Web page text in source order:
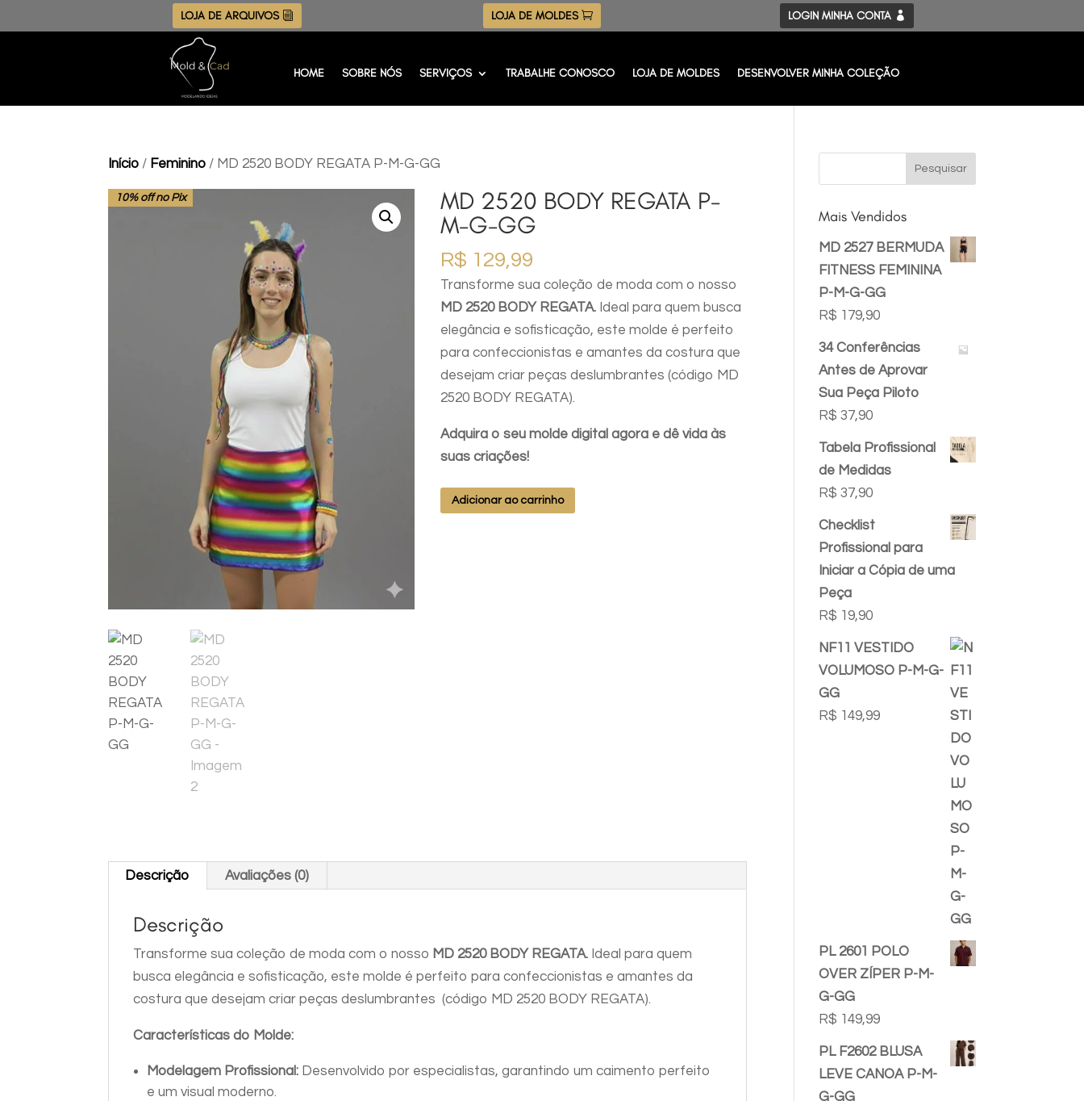
LOJA DE ARQUIVOS LOJA DE MOLDES LOGIN MINHA CONTA
HOME SOBRE NÓS SERVIÇOS TRABALHE CONOSCO LOJA DE MOLDES DESENVOLVER MINHA COLEÇÃO
Início / Feminino / MD 2520 BODY REGATA P-M-G-GG
10% off no Pix
MD 2520 BODY REGATA P-
M-G-GG
R$ 129,99
Transforme sua coleção de moda com o nosso
MD 2520 BODY REGATA. Ideal para quem busca
elegância e sofisticação, este molde é perfeito
para confeccionistas e amantes da costura que
desejam criar peças deslumbrantes (código MD
2520 BODY REGATA).
Adquira o seu molde digital agora e dê vida às
suas criações!
MD
Adicionar ao carrinho
Descrição Avaliações (0)
Descrição
Transforme sua coleção de moda com o nosso MD 2520 BODY REGATA. Ideal para quem
busca elegância e sofisticação, este molde é perfeito para confeccionistas e amantes da
costura que desejam criar peças deslumbrantes (código MD 2520 BODY REGATA).
Características do Molde:
Modelagem Profissional: Desenvolvido por especialistas, garantindo um caimento perfeito
e um visual moderno.
Mais Vendidos
MD 2527 BERMUDA
FITNESS FEMININA
P-M-G-GG
R$ 179,90
34 Conferências
Antes de Aprovar
Sua Peça Piloto
R$ 37,90
Tabela Profissional
de Medidas
R$ 37,90
Checklist
Profissional para
Iniciar a Cópia de uma
Peça
R$ 19,90
NF11 VESTIDO
VOLUMOSO P-M-G-
GG
R$ 149,99
PL 2601 POLO
OVER ZÍPER P-M-
G-GG
R$ 149,99
PL F2602 BLUSA
LEVE CANOA P-M-
G-GG